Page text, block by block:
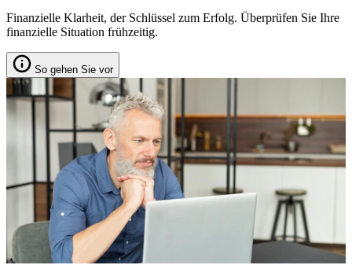
Finanzielle Klarheit, der Schlüssel zum Erfolg. Überprüfen Sie Ihre
finanzielle Situation frühzeitig.
So gehen Sie vor